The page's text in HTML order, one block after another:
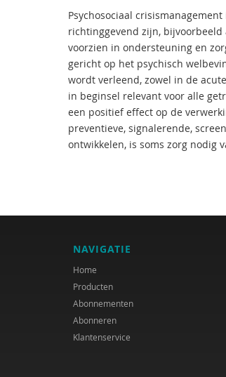
Psychosociaal
richtinggevend zijn,
voorzien in ondersteuning en
gericht op het psychisch
wordt verleend, zowel in de
in beginsel relevant voor alle
een positief effect op de
preventieve, signalerende,
ontwikkelen, is soms zorg nodig
NAVIGATIE
Home
Producten
Abonnementen
Abonneren
Klantenservice